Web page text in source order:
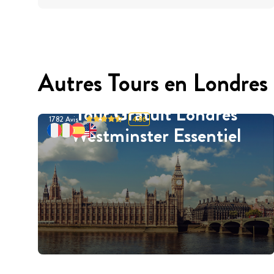
Autres Tours en Londres
Tour Gratuit Londres
Westminster Essentiel
1782 Avis 4.86